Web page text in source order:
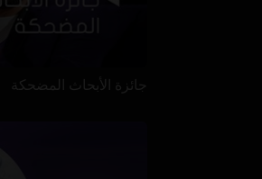
جائزة الأبحاث المضحكة